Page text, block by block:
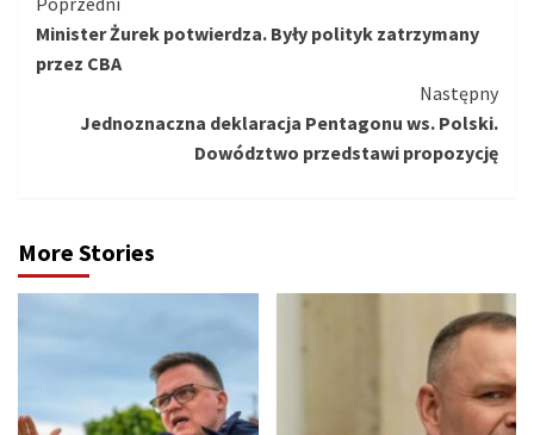
czytanie
Minister Żurek potwierdza. Były polityk zatrzymany
przez CBA
Następny
Jednoznaczna deklaracja Pentagonu ws. Polski.
Dowództwo przedstawi propozycję
More Stories